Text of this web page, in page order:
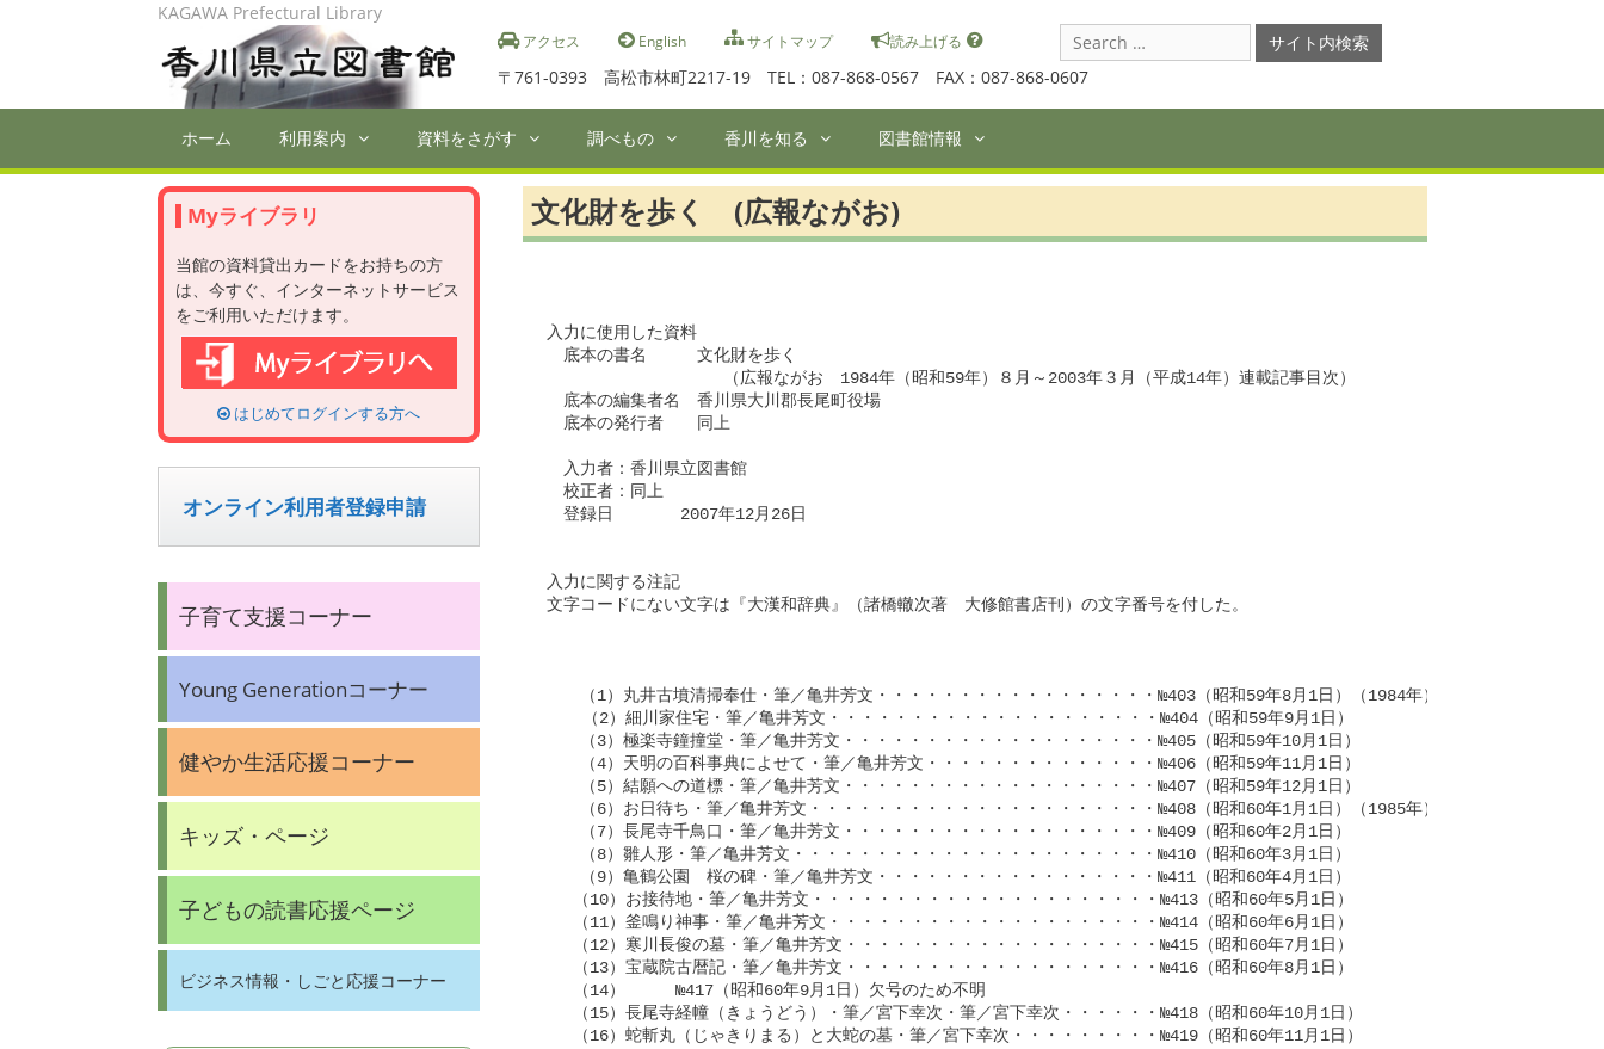
アクセス English サイトマップ 読み上げる
〒761-0393 高松市林町2217-19 TEL：087-868-0567 FAX：087-868-0607
KAGAWA Prefectural Library
Search
for:
ホーム 利用案内 資料をさがす 調べもの 香川を知る 図書館情報
文化財を歩く (広報ながお)
Myライブラリ
当館の資料貸出カードをお持ちの方
は、今すぐ、インターネットサービス
をご利用いただけます。
はじめてログインする方へ
オンライン利用者登録申請
子育て支援コーナー
Young Generationコーナー
健やか生活応援コーナー
キッズ・ページ
子どもの読書応援ページ
ビジネス情報・しごと応援コーナー